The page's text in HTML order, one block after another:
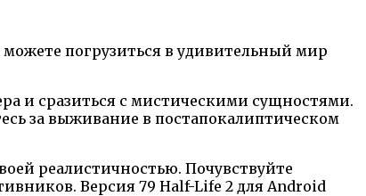
погрузиться в удивительный мир
и сразиться с мистическими сущностями.
за выживание в постапокалиптическом
реалистичностью. Почувствуйте
Версия 79 Half-Life 2 для Android